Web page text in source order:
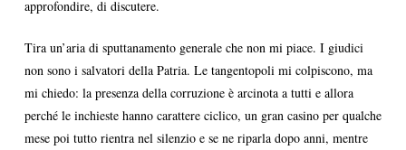
approfondire, di discutere.
Tira un’aria di sputtanamento generale che non mi piace. I giudici
non sono i salvatori della Patria. Le tangentopoli mi colpiscono, ma
mi chiedo: la presenza della corruzione è arcinota a tutti e allora
perché le inchieste hanno carattere ciclico, un gran casino per qualche
mese poi tutto rientra nel silenzio e se ne riparla dopo anni, mentre